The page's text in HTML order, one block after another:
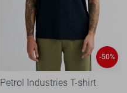
-50%
Petrol Industries T-shirt